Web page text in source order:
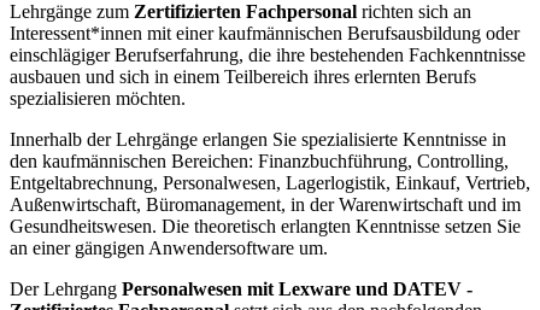
Lehrgänge zum Zertifizierten Fachpersonal richten sich an
Interessent*innen mit einer kaufmännischen Berufsausbildung oder
einschlägiger Berufserfahrung, die ihre bestehenden Fachkenntnisse
ausbauen und sich in einem Teilbereich ihres erlernten Berufs
spezialisieren möchten.
Innerhalb der Lehrgänge erlangen Sie spezialisierte Kenntnisse in
den kaufmännischen Bereichen: Finanzbuchführung, Controlling,
Entgeltabrechnung, Personalwesen, Lagerlogistik, Einkauf, Vertrieb,
Außenwirtschaft, Büromanagement, in der Warenwirtschaft und im
Gesundheitswesen. Die theoretisch erlangten Kenntnisse setzen Sie
an einer gängigen Anwendersoftware um.
Der Lehrgang Personalwesen mit Lexware und DATEV -